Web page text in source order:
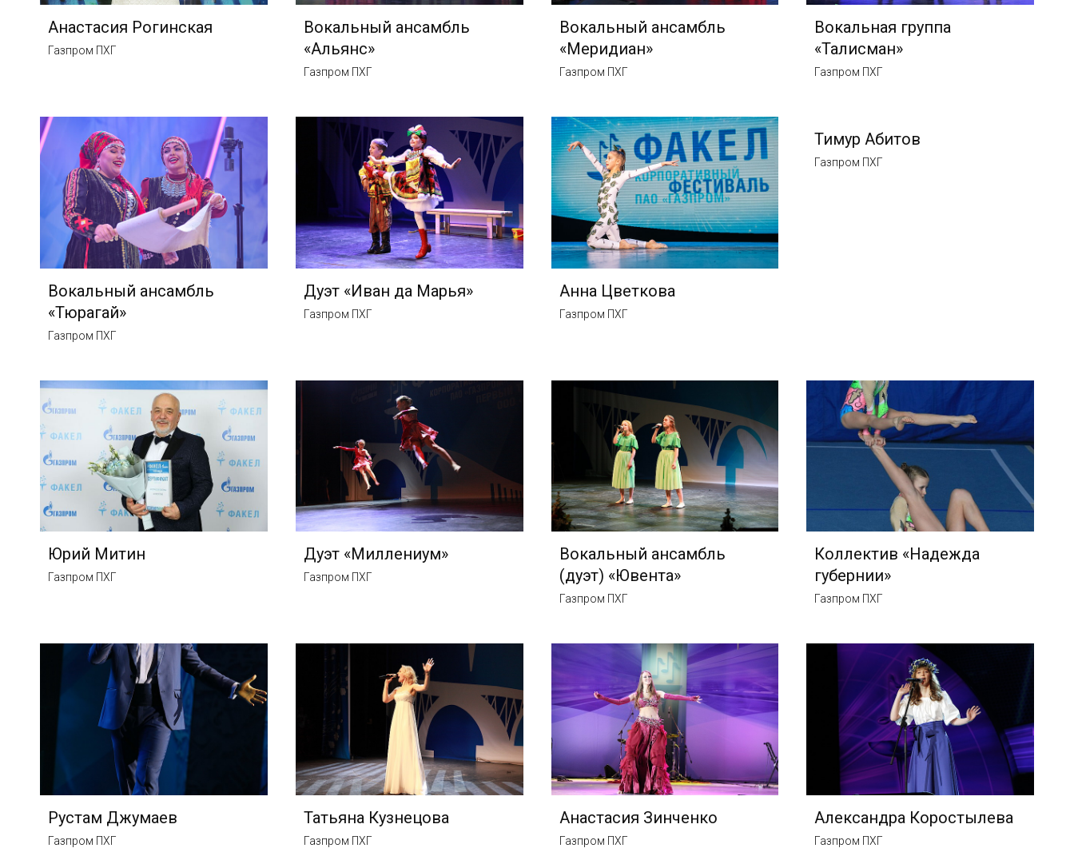
Анастасия Рогинская
Газпром ПХГ
Вокальный ансамбль
«Альянс»
Газпром ПХГ
Вокальный ансамбль
«Меридиан»
Газпром ПХГ
Вокальная группа
«Талисман»
Газпром ПХГ
Вокальный ансамбль
«Тюрагай»
Газпром ПХГ
Дуэт «Иван да Марья»
Газпром ПХГ
Анна Цветкова
Газпром ПХГ
Тимур Абитов
Газпром ПХГ
Юрий Митин
Газпром ПХГ
Дуэт «Миллениум»
Газпром ПХГ
Вокальный ансамбль
(дуэт) «Ювента»
Газпром ПХГ
Коллектив «Надежда
губернии»
Газпром ПХГ
Рустам Джумаев
Газпром ПХГ
Татьяна Кузнецова
Газпром ПХГ
Анастасия Зинченко
Газпром ПХГ
Александра Коростылева
Газпром ПХГ